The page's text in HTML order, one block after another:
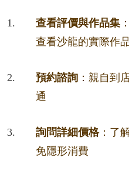
查看評價與作品集
查看沙龍的實際作
預約諮詢 ：親自到
通
詢問詳細價格：了
免隱形消費